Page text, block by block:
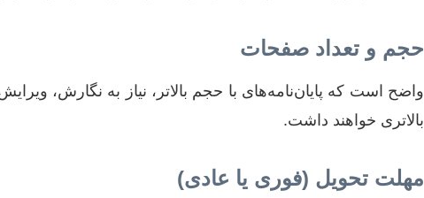
حجم و تعداد صفحات
واضح است که پایان‌نامه‌های با حجم بالاتر، نیاز به نگارش،
بالاتری خواهند داشت.
مهلت تحویل (فوری یا عادی)